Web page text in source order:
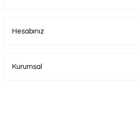
Hesabınız
Kurumsal